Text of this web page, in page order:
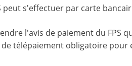
peut s'effectuer par carte
l'avis de paiement du FPS
télépaiement obligatoire pour